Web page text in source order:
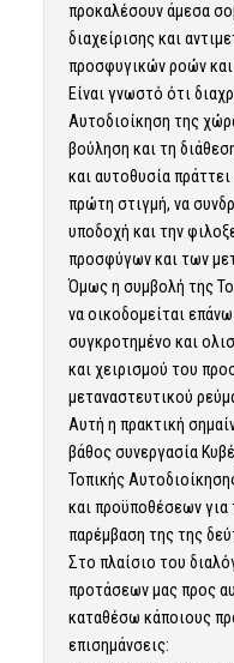
προκαλέσουν άμεσα
διαχείρισης και
προσφυγικών ροών
Είναι γνωστό ότι
Αυτοδιοίκηση της
βούληση και τη
και αυτοθυσία
πρώτη στιγμή, να
υποδοχή και την
προσφύγων και των
Όμως η συμβολή της
να οικοδομείται
συγκροτημένο και
και χειρισμού του
μεταναστευτικού
Αυτή η πρακτική
βάθος συνεργασία
Τοπικής
και προϋποθέσεων για
παρέμβαση της της
Στο πλαίσιο του
προτάσεων μας προς
καταθέσω κάποιους
επισημάνσεις: